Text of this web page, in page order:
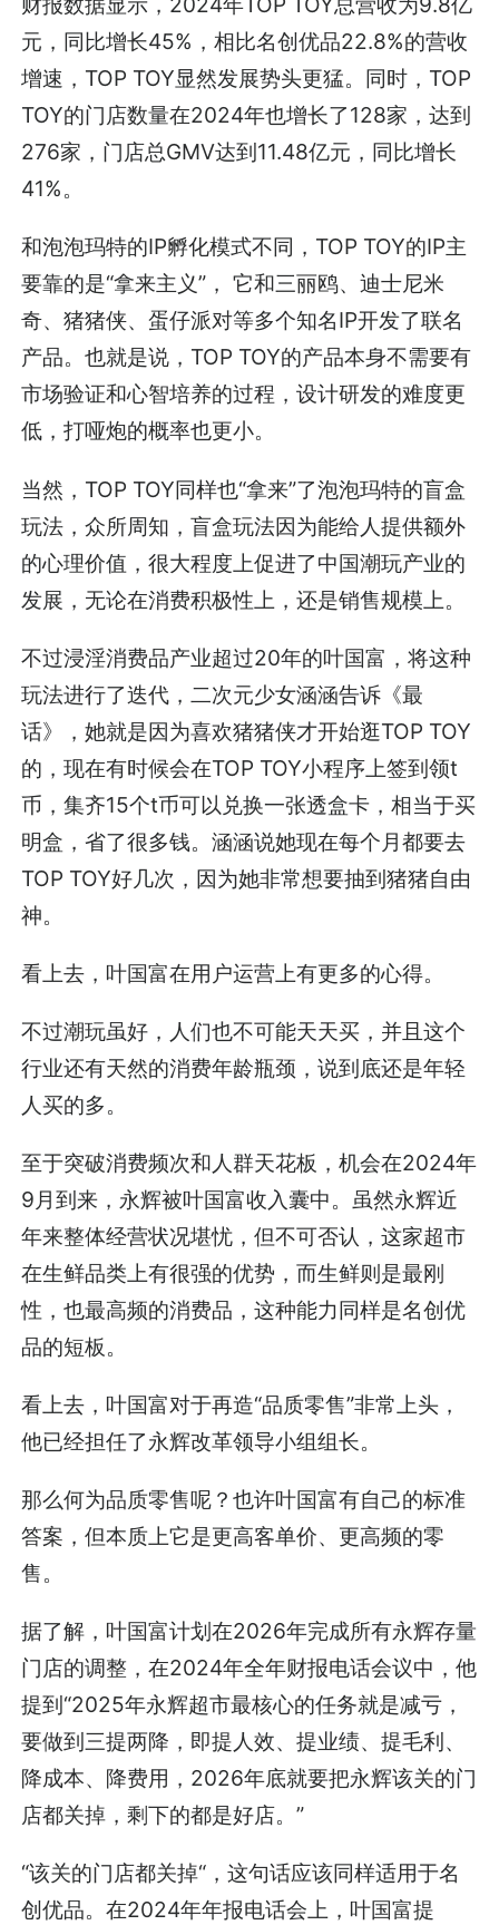
元，同比增长45% ，相比名创优品22.8%的营收
增速， TOP TOY显然发展势头更猛。同时， TOP
TOY的门店数量在2024年也增长了128家，达到
276家，门店总GMV达到11.48亿元，同比增长
41%。
和泡泡玛特的IP孵化模式不同， TOP TOY的IP主
要靠的是“拿来主义”， 它和三丽鸥、迪士尼米
奇、猪猪侠、蛋仔派对等多个知名IP开发了联名
产品。也就是说， TOP TOY的产品本身不需要有
市场验证和心智培养的过程，设计研发的难度更
低，打哑炮的概率也更小。
当然， TOP TOY同样也“拿来”了泡泡玛特的盲盒
玩法，众所周知，盲盒玩法因为能给人提供额外
的心理价值，很大程度上促进了中国潮玩产业的
发展，无论在消费积极性上，还是销售规模上。
不过浸淫消费品产业超过20年的叶国富，将这种
玩法进行了迭代，二次元少女涵涵告诉《最
话》，她就是因为喜欢猪猪侠才开始逛TOP TOY
的，现在有时候会在TOP TOY小程序上签到领t
币，集齐15个t币可以兑换一张透盒卡，相当于买
明盒，省了很多钱。涵涵说她现在每个月都要去
TOP TOY好几次，因为她非常想要抽到猪猪自由
神。
看上去，叶国富在用户运营上有更多的心得。
不过潮玩虽好，人们也不可能天天买，并且这个
行业还有天然的消费年龄瓶颈，说到底还是年轻
人买的多。
至于突破消费频次和人群天花板，机会在2024年
9月到来，永辉被叶国富收入囊中。虽然永辉近
年来整体经营状况堪忧，但不可否认，这家超市
在生鲜品类上有很强的优势，而生鲜则是最刚
性，也最高频的消费品，这种能力同样是名创优
品的短板。
看上去，叶国富对于再造“品质零售”非常上头，
他已经担任了永辉改革领导小组组长。
那么何为品质零售呢？也许叶国富有自己的标准
答案，但本质上它是更高客单价、更高频的零
售。
据了解，叶国富计划在2026年完成所有永辉存量
门店的调整，在2024年全年财报电话会议中，他
提到“2025年永辉超市最核心的任务就是减亏，
要做到三提两降，即提人效、提业绩、提毛利、
降成本、降费用，2026年底就要把永辉该关的门
店都关掉，剩下的都是好店。”
“该关的门店都关掉“，这句话应该同样适用于名
创优品。在2024年年报电话会上，叶国富提